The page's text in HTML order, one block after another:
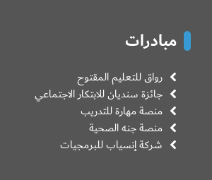
مبادرات
رواق للتعليم المقتوح
جائزة سنديان للابتكار الاجتماعي
منصة مهارة للتدريب
منصة جنه الصحية
شركة إنسياب للبرمجيات